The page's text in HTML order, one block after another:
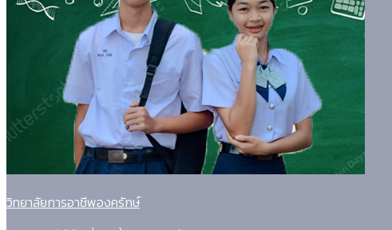
วิทยาลัยการอาชีพองครักษ์